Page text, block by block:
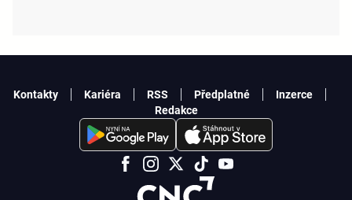
Kontakty Kariéra RSS Předplatné
Inzerce
Redakce